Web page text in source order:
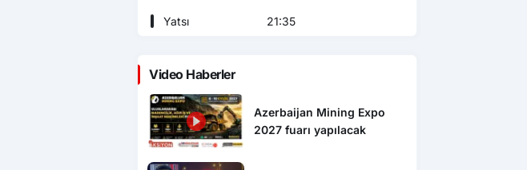
Yatsı 21:35
Video Haberler
Azerbaijan Mining Expo
2027 fuarı yapılacak